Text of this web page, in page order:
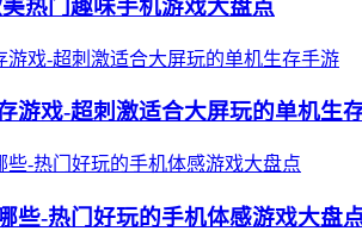
热门趣味手机游戏大盘点
游戏-超刺激适合大屏玩的单机生
些-热门好玩的手机体感游戏大盘